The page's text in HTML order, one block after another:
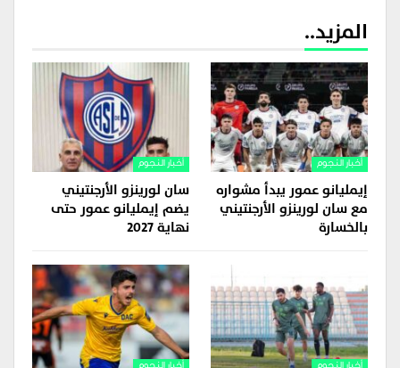
المزيد..
أخبار النجوم
إيمليانو عمور يبدأ مشواره
مع سان لورينزو الأرجنتيني
بالخسارة
أخبار النجوم
سان لورينزو الأرجنتيني
يضم إيمليانو عمور حتى
نهاية 2027